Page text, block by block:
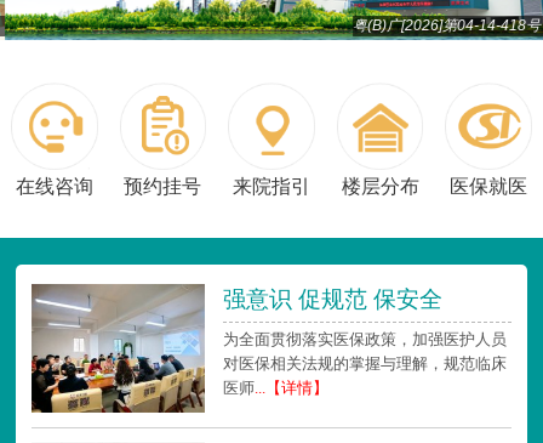
粤(B)广[2026]第04-14-418号
在线咨询 预约挂号 来院指引 楼层分布 医保就医
强意识 促规范 保安全
为全面贯彻落实医保政策，加强医护人员
对医保相关法规的掌握与理解，规范临床
医师...【详情】